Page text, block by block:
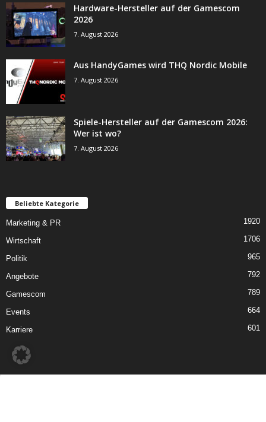
Hardware-Hersteller auf der Gamescom
2026
7. August 2026
Aus HandyGames wird THQ Nordic Mobile
7. August 2026
Spiele-Hersteller auf der Gamescom 2026:
Wer ist wo?
7. August 2026
Beliebte Kategorie
Marketing & PR 1920
Wirtschaft 1706
Politik 965
Angebote 792
Gamescom 789
Events 664
Karriere 601